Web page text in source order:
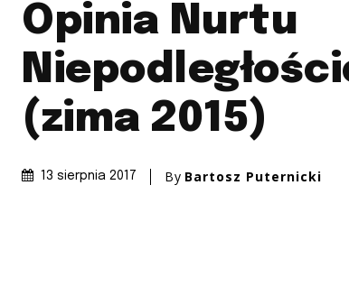
Opinia Nurtu
(zima 2015)
13 sierpnia 2017 By Bartosz Puternicki